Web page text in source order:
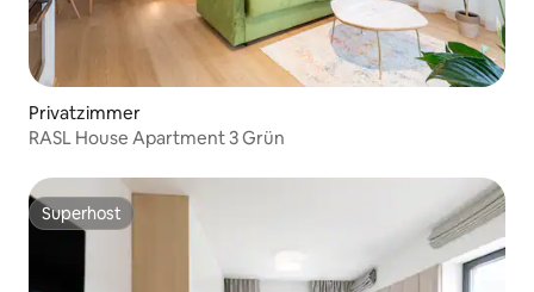
Privatzimmer
RASL House Apartment 3 Grün
Superhost
Superhost